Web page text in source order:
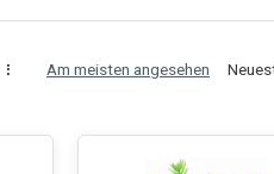
Am meisten angesehen